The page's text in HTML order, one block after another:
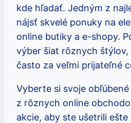
kde hľadať. Jedným z
nájsť skvelé ponuky na
online butiky a e-shopy.
výber šiat rôznych
často za veľmi prijateľné
Vyberte si svoje
z rôznych online
akcie, aby ste ušetrili